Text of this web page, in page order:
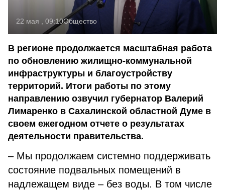
22 мая , 09:10Общество
В регионе продолжается масштабная работа
по обновлению жилищно-коммунальной
инфраструктуры и благоустройству
территорий. Итоги работы по этому
направлению озвучил губернатор Валерий
Лимаренко в Сахалинской областной Думе в
своем ежегодном отчете о результатах
деятельности правительства.
– Мы продолжаем системно поддерживать
состояние подвальных помещений в
надлежащем виде – без воды. В том числе